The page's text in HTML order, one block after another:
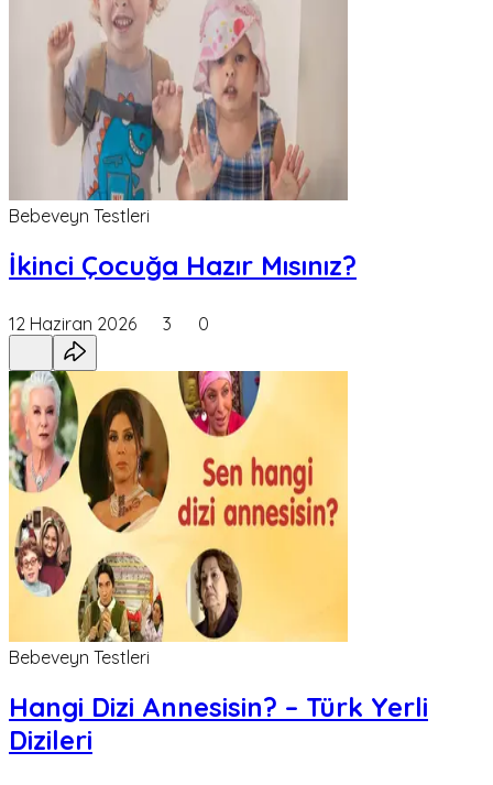
Bebeveyn Testleri
İkinci Çocuğa Hazır Mısınız?
12 Haziran 2026 3 0
Bebeveyn Testleri
Hangi Dizi Annesisin? – Türk Yerli
Dizileri